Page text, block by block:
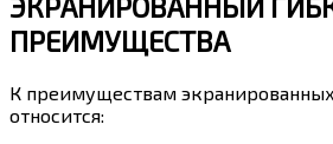
ПРЕИМУЩЕСТВА
К преимуществам
относится: